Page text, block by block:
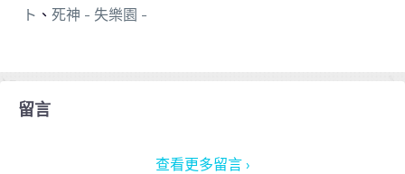
ト 、 死神 - 失樂園 -
留言
查看更多留言 ›